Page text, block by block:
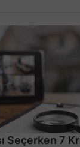
Seçerken 7